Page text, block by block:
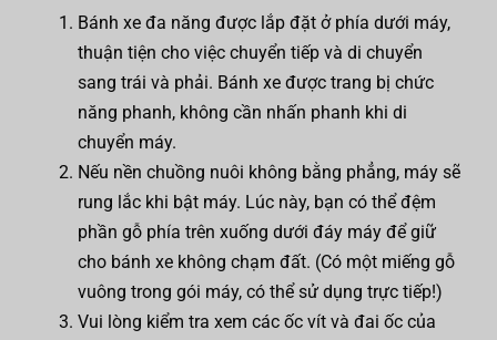
Bánh xe đa năng được lắp đặt ở phía dưới máy,
thuận tiện cho việc chuyển tiếp và di chuyển
sang trái và phải. Bánh xe được trang bị chức
năng phanh, không cần nhấn phanh khi di
chuyển máy.
Nếu nền chuồng nuôi không bằng phẳng, máy sẽ
rung lắc khi bật máy. Lúc này, bạn có thể đệm
phần gỗ phía trên xuống dưới đáy máy để giữ
cho bánh xe không chạm đất. (Có một miếng gỗ
vuông trong gói máy, có thể sử dụng trực tiếp!)
Vui lòng kiểm tra xem các ốc vít và đai ốc của